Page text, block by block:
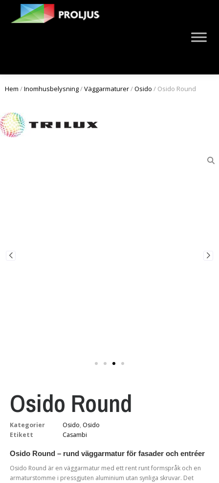
Hem /Inomhusbelysning/Väggarmaturer/Osido / Osido Round
Osido Round
Kategorier Osido, Osido
Etikett
Casambi
Osido Round – rund väggarmatur för fasader och entréer
Osido Round är en väggarmatur med ett rent runt formspråk och en
armaturstomme i pressgjuten aluminium utan synliga skruvar. Det